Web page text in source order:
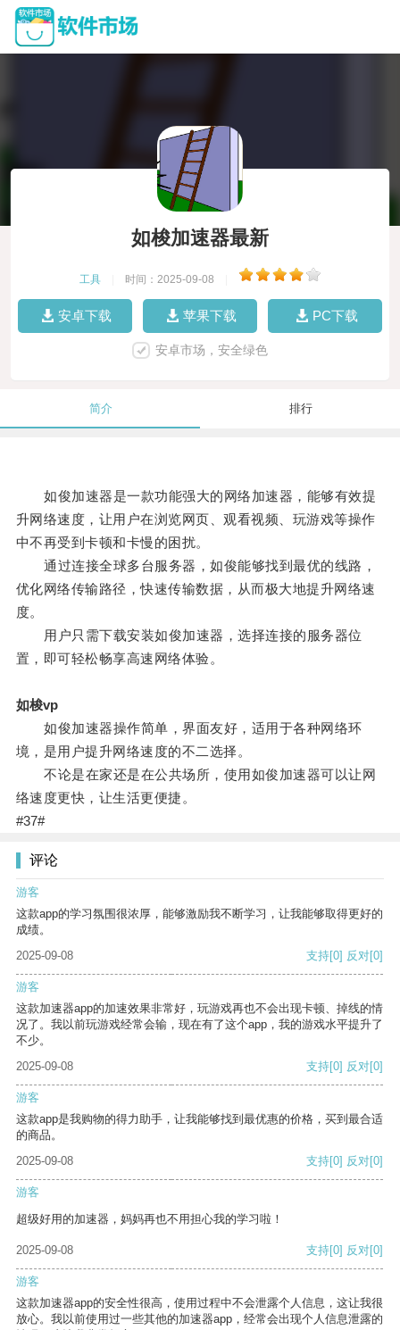
如梭加速器最新
工具 时间：2025-09-08
安卓下载 苹果下载 PC下载
安卓市场，安全绿色
简介 排行
如俊加速器是一款功能强大的网络加速器，能够有效提
升网络速度，让用户在浏览网页、观看视频、玩游戏等操作
中不再受到卡顿和卡慢的困扰。
通过连接全球多台服务器，如俊能够找到最优的线路，
优化网络传输路径，快速传输数据，从而极大地提升网络速
度。
用户只需下载安装如俊加速器，选择连接的服务器位
置，即可轻松畅享高速网络体验。
如梭vp
如俊加速器操作简单，界面友好，适用于各种网络环
境，是用户提升网络速度的不二选择。
不论是在家还是在公共场所，使用如俊加速器可以让网
络速度更快，让生活更便捷。
#37#
评论
游客
这款app的学习氛围很浓厚，能够激励我不断学习，让我能够取得更好的
成绩。
2025-09-08
支持[0] 反对[0]
游客
这款加速器app的加速效果非常好，玩游戏再也不会出现卡顿、掉线的情
况了。我以前玩游戏经常会输，现在有了这个app，我的游戏水平提升了
不少。
2025-09-08
支持[0] 反对[0]
游客
这款app是我购物的得力助手，让我能够找到最优惠的价格，买到最合适
的商品。
2025-09-08
支持[0] 反对[0]
游客
超级好用的加速器，妈妈再也不用担心我的学习啦！
2025-09-08 支持[0] 反对[0]
游客
这款加速器app的安全性很高，使用过程中不会泄露个人信息，这让我很
放心。我以前使用过一些其他的加速器app，经常会出现个人信息泄露的